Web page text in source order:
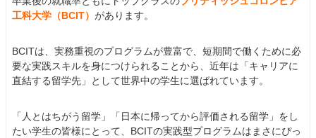
工科大学（BCIT） があります。
BCITは、実務重視のプログラムが豊富で、短期間で働くために必
要な実践スキルを身につけられることから、近年は「キャリアに
直結する留学先」として世界中の学生に選ばれています。
「人とはちがう留学」「日本に帰ってから評価される留学」をし
たい学生の皆様にとって、BCITの実践型プログラムはまさにぴっ